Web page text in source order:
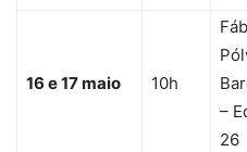
16 e 17 maio 10h
–
26